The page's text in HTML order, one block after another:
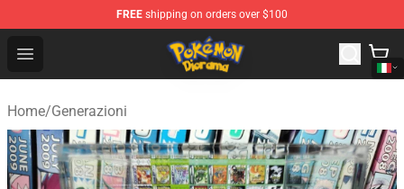
FREE shipping on orders over $100
Open menu
Pokemon Diorama Shop - The Best Store of Pokemon
Home/Generazioni